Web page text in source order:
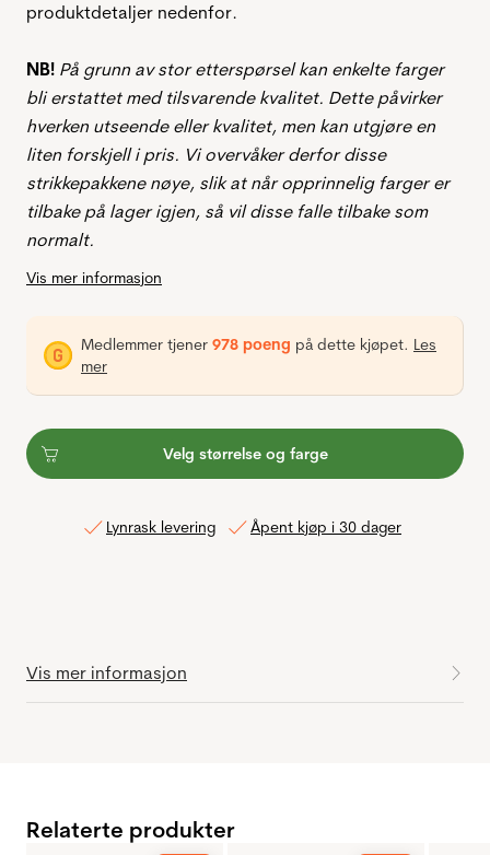
produktdetaljer nedenfor.
NB! På grunn av stor etterspørsel kan enkelte farger
bli erstattet med tilsvarende kvalitet. Dette påvirker
hverken utseende eller kvalitet, men kan utgjøre en
liten forskjell i pris. Vi overvåker derfor disse
strikkepakkene nøye, slik at når opprinnelig farger er
tilbake på lager igjen, så vil disse falle tilbake som
normalt.
Vis mer informasjon
Medlemmer tjener 978 poeng på dette kjøpet. Les
mer
Velg størrelse og farge
Lynrask levering Åpent kjøp i 30 dager
Vis mer informasjon
Relaterte produkter